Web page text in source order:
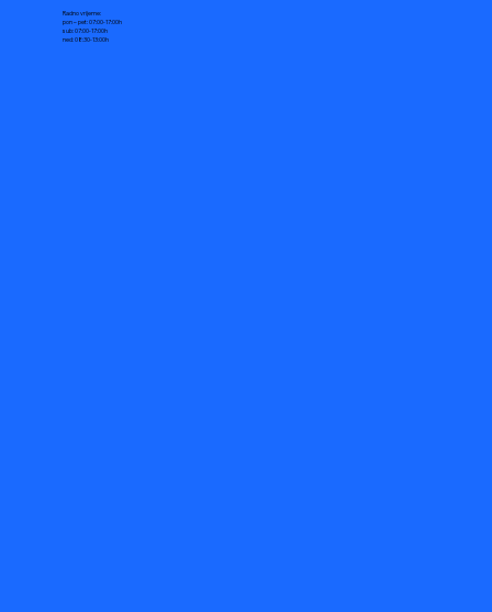
Radno vrijeme:
pon – pet: 07:00-17:00h
sub: 07:00-17:00h
ned: 08:30-13:00h